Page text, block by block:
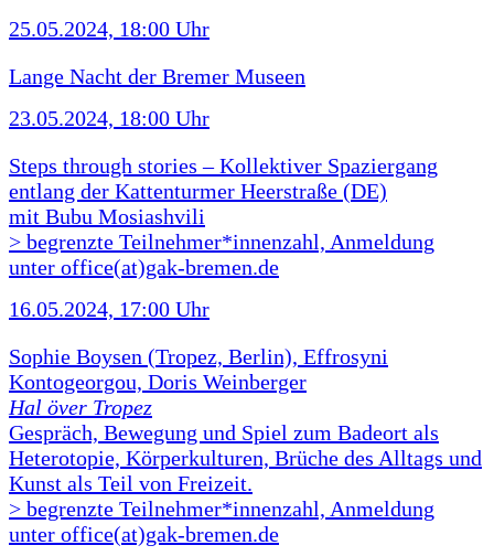
25.05.2024, 18:00 Uhr
Lange Nacht der Bremer Museen
23.05.2024, 18:00 Uhr
Steps through stories – Kollektiver Spaziergang
entlang der Kattenturmer Heerstraße (DE)
mit Bubu Mosiashvili
> begrenzte Teilnehmer*innenzahl, Anmeldung
unter office(at)gak-bremen.de
16.05.2024, 17:00 Uhr
Sophie Boysen (Tropez, Berlin), Effrosyni
Kontogeorgou, Doris Weinberger
Hal över Tropez
Gespräch, Bewegung und Spiel zum Badeort als
Heterotopie, Körperkulturen, Brüche des Alltags und
Kunst als Teil von Freizeit.
> begrenzte Teilnehmer*innenzahl, Anmeldung
unter office(at)gak-bremen.de